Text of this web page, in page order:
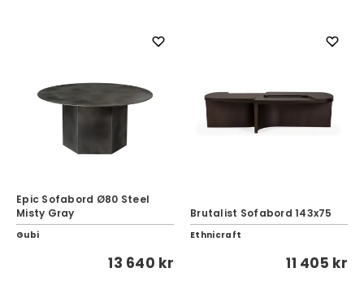
Epic Sofabord Ø80 Steel
Misty Gray
Gubi
13 640 kr
Brutalist Sofabord 143x75
Ethnicraft
11 405 kr